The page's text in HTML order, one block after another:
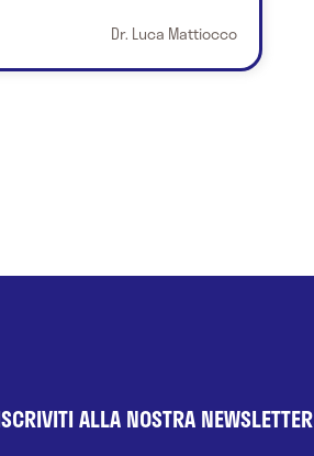
Dr. Luca Mattiocco
ALLA NOSTRA NEWSLETTER